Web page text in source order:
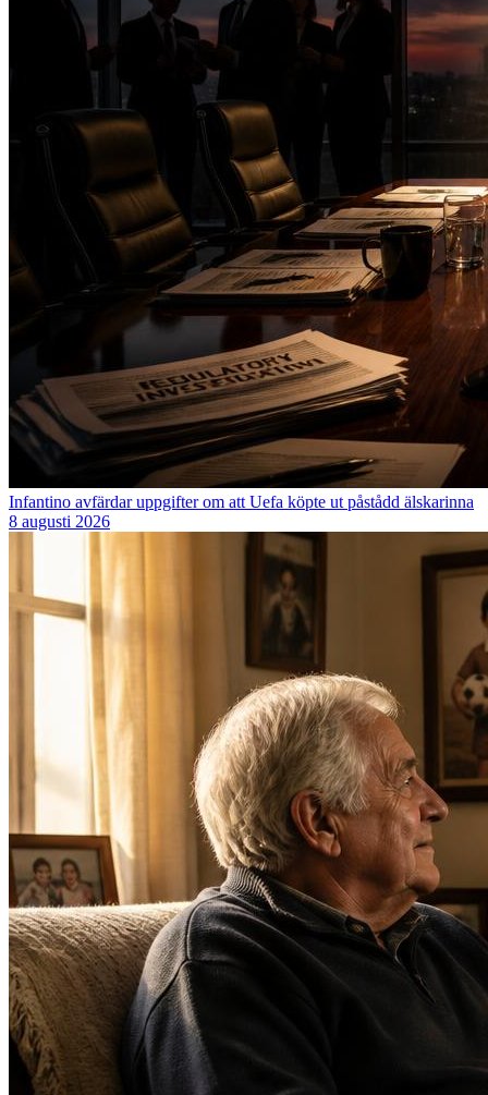
Infantino avfärdar uppgifter om att Uefa köpte ut påstådd älskarinna
8 augusti 2026